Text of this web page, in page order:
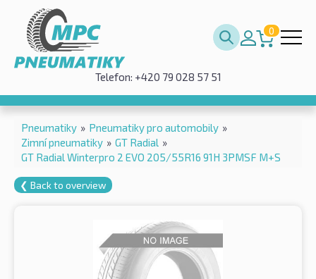
0
Telefon: +420 79 028 57 51
Pneumatiky » Pneumatiky pro automobily »
Zimní pneumatiky » GT Radial »
GT Radial Winterpro 2 EVO 205/55R16 91H 3PMSF M+S
❮ Back to overview